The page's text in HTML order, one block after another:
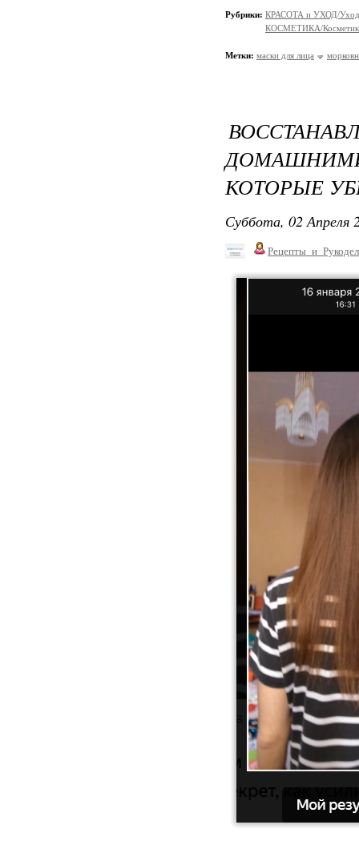
Рубрики: КРАСОТА и УХОД/Уход
КОСМЕТИКА/
Метки: маски для лица
КОТОРЫЕ
Суббота, 02 Апреля